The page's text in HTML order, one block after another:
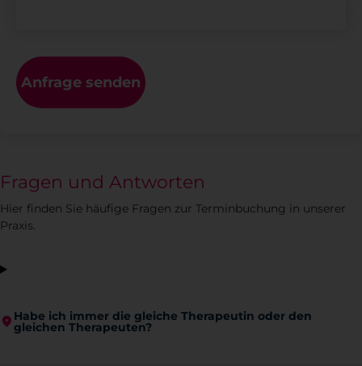
Anfrage senden
Fragen und Antworten
Hier finden Sie häufige Fragen zur Terminbuchung in unserer
Praxis.
Habe ich immer die gleiche Therapeutin oder den
gleichen Therapeuten?